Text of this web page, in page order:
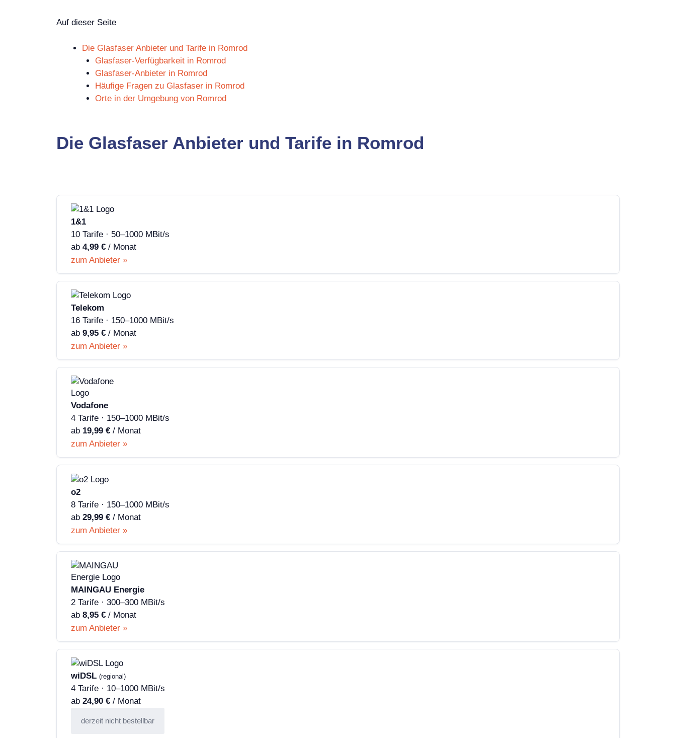
Auf dieser Seite
Die Glasfaser Anbieter und Tarife in Romrod
Glasfaser-Verfügbarkeit in Romrod
Glasfaser-Anbieter in Romrod
Häufige Fragen zu Glasfaser in Romrod
Orte in der Umgebung von Romrod
Die Glasfaser Anbieter und Tarife in Romrod
1&1
10 Tarife · 50–1000 MBit/s
ab 4,99 € / Monat
zum Anbieter »
Telekom
16 Tarife · 150–1000 MBit/s
ab 9,95 € / Monat
zum Anbieter »
Vodafone
4 Tarife · 150–1000 MBit/s
ab 19,99 € / Monat
zum Anbieter »
o2
8 Tarife · 150–1000 MBit/s
ab 29,99 € / Monat
zum Anbieter »
MAINGAU Energie
2 Tarife · 300–300 MBit/s
ab 8,95 € / Monat
zum Anbieter »
wiDSL (regional)
4 Tarife · 10–1000 MBit/s
ab 24,90 € / Monat
derzeit nicht bestellbar